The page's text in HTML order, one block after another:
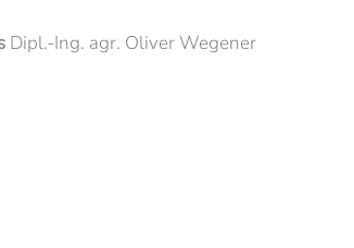
Dipl.-Ing. agr. Oliver Wegener